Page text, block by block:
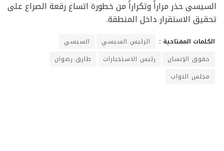
السيسى حذر مراراً وتكراراً من خطورة اتساع رقعة الصراع على
تحقيق الاستقرار داخل المنطقة.
الكلمات المفتاحية : الرئيس السيسي
السيسي
حقوق الإنسان
رئيس الاستخبارات
طارق رضوان
مجلس النواب